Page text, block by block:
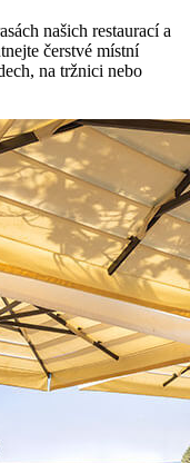
našich restaurací a
čerstvé místní
na tržnici nebo